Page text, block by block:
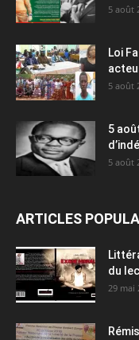
5 août
Loi
5 août
5
5 août
ARTICLES
du
29 mai